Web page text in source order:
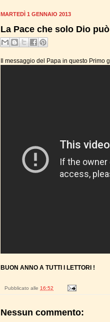
MARTEDÌ 1 GENNAIO 2013
La Pace che solo Dio
Il messaggio del Papa in questo Primo
BUON ANNO A TUTTI I LETTORI !
Pubblicato alle 16:52
Nessun commento: